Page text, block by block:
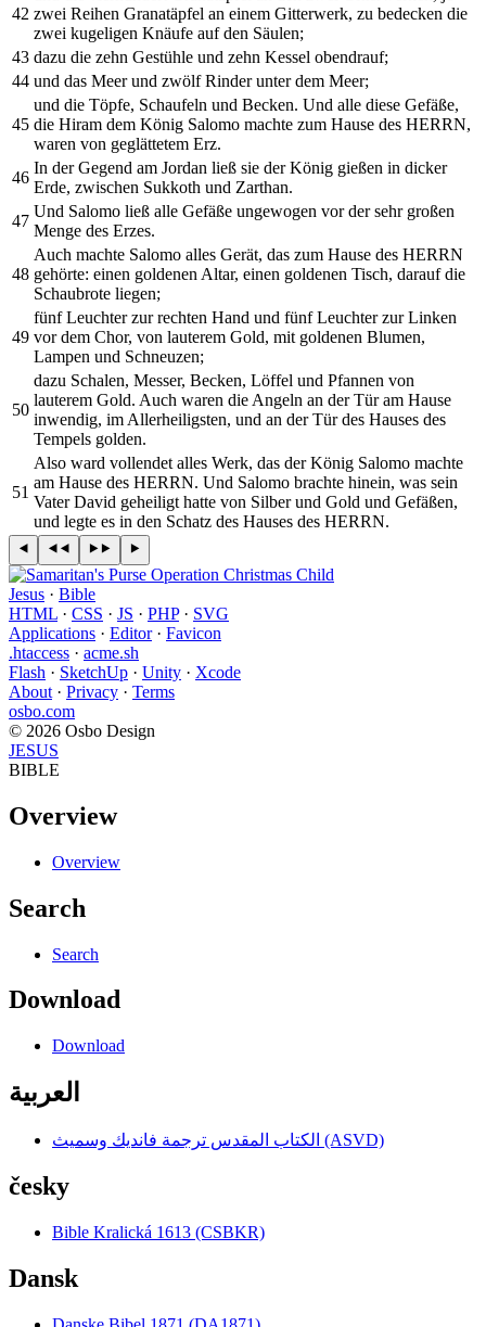
42 zwei Reihen Granatäpfel an einem Gitterwerk, zu bedecken die
zwei kugeligen Knäufe auf den Säulen;
43 dazu die zehn Gestühle und zehn Kessel obendrauf;
44 und das Meer und zwölf Rinder unter dem Meer;
45
und die Töpfe, Schaufeln und Becken. Und alle diese Gefäße,
die Hiram dem König Salomo machte zum Hause des HERRN,
waren von geglättetem Erz.
46
In der Gegend am Jordan ließ sie der König gießen in dicker
Erde, zwischen Sukkoth und Zarthan.
47
Und Salomo ließ alle Gefäße ungewogen vor der sehr großen
Menge des Erzes.
48
Auch machte Salomo alles Gerät, das zum Hause des HERRN
gehörte: einen goldenen Altar, einen goldenen Tisch, darauf die
Schaubrote liegen;
49
fünf Leuchter zur rechten Hand und fünf Leuchter zur Linken
vor dem Chor, von lauterem Gold, mit goldenen Blumen,
Lampen und Schneuzen;
50
dazu Schalen, Messer, Becken, Löffel und Pfannen von
lauterem Gold. Auch waren die Angeln an der Tür am Hause
inwendig, im Allerheiligsten, und an der Tür des Hauses des
Tempels golden.
51
Also ward vollendet alles Werk, das der König Salomo machte
am Hause des HERRN. Und Salomo brachte hinein, was sein
Vater David geheiligt hatte von Silber und Gold und Gefäßen,
und legte es in den Schatz des Hauses des HERRN.
Jesus · Bible
HTML · CSS · JS · PHP· SVG
Applications · Editor· Favicon
.htaccess · acme.sh
Flash · SketchUp · Unity · Xcode
About · Privacy · Terms
osbo.com
© 2026 Osbo Design
JESUS
BIBLE
Overview
Overview
Search
Search
Download
Download
العربية
الكتاب المقدس ترجمة فانديك وسميث (ASVD)
česky
Bible Kralická 1613 (CSBKR)
Dansk